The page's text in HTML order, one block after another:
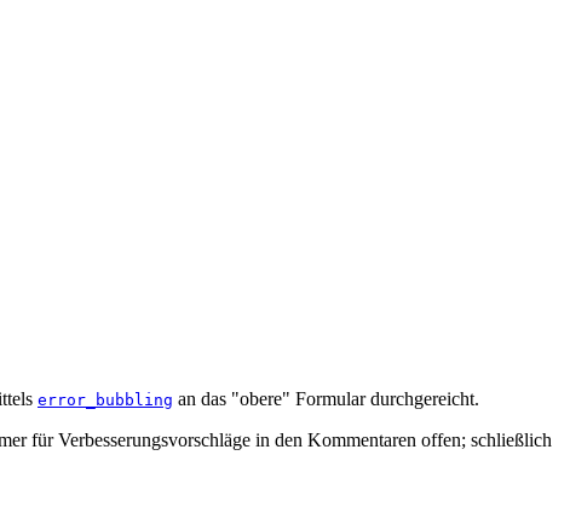
error_bubbling an das "obere" Formular durchgereicht.
für Verbesserungsvorschläge in den Kommentaren offen; schließlich